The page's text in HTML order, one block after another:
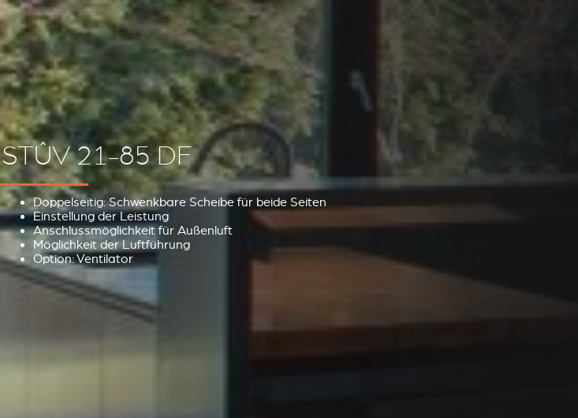
STÛV 21-85 DF
Doppelseitig: Schwenkbare Scheibe für beide Seiten
Einstellung der Leistung
Anschlussmöglichkeit für Außenluft
Möglichkeit der Luftführung
Option: Ventilator